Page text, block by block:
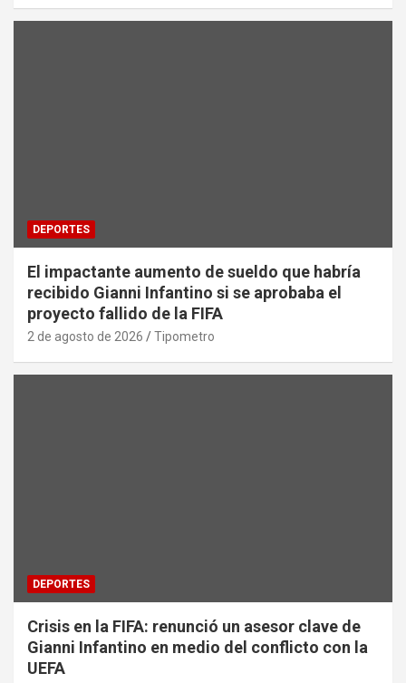
DEPORTES
El impactante aumento de sueldo que habría
recibido Gianni Infantino si se aprobaba el
proyecto fallido de la FIFA
2 de agosto de 2026 Tipometro
DEPORTES
Crisis en la FIFA: renunció un asesor clave de
Gianni Infantino en medio del conflicto con la
UEFA